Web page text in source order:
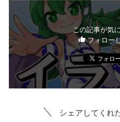
この記事が気
フォロー
シェアしてくれ